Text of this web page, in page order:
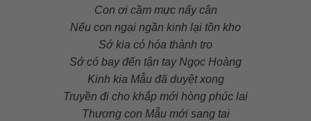
Con ơi cầm mực nẩy cân
Nếu con ngại ngần kinh lại tồn kho
Sớ kia có hóa thành tro
Sớ có bay đến tận tay Ngọc Hoàng
Kinh kia Mẫu đã duyệt xong
Truyền đi cho khắp mới hòng phúc lai
Thương con Mẫu mới sang tai